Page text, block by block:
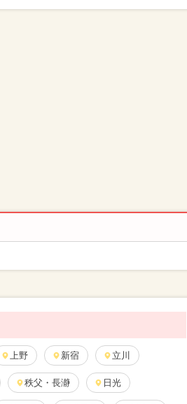
上野 新宿 立川
秩父・長瀞 日光